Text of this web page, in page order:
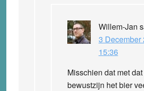
Willem-Jan
3 December
15:36
Misschien dat met
bewustzijn het bier